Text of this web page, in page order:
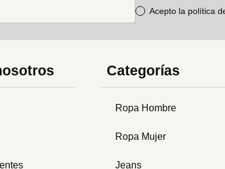
Acepto la política
Categorías
Ropa Hombre
Ropa Mujer
Jeans